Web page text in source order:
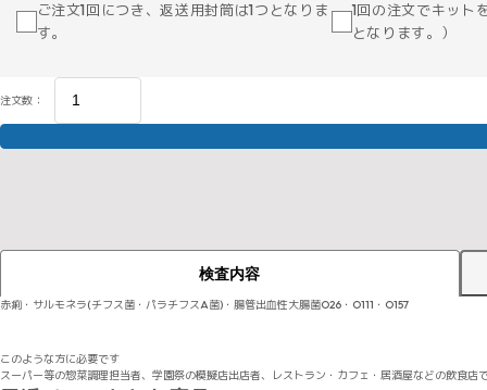
ご注文1回につき、返送用封筒は1つとなりま
す。
1回の注文でキット
となります。）
注文数：
検査内容
赤痢・サルモネラ(チフス菌・パラチフスA菌)・腸管出血性大腸菌O26・O111・O157
このような方に必要です
スーパー等の惣菜調理担当者、学園祭の模擬店出店者、レストラン・カフェ・居酒屋などの飲食